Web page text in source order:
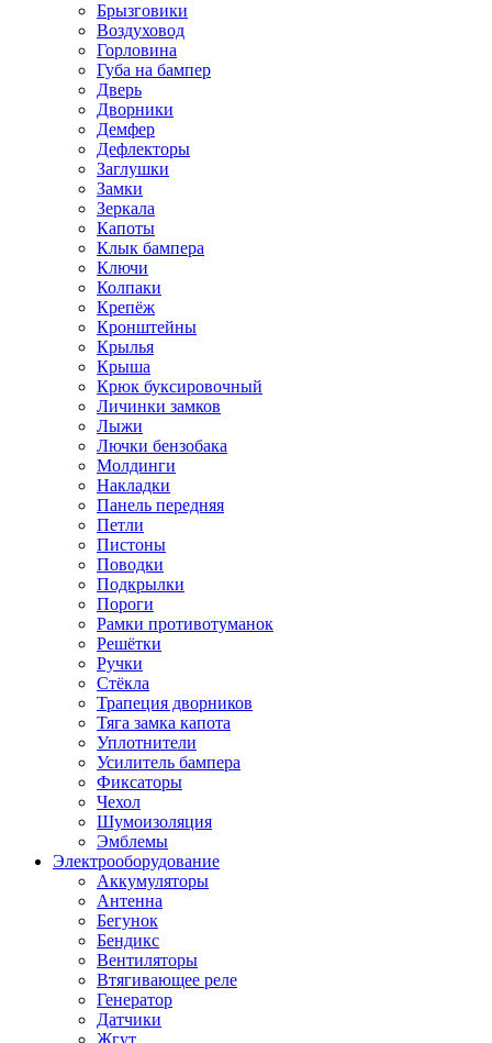
Брызговики
Воздуховод
Горловина
Губа на бампер
Дверь
Дворники
Демфер
Дефлекторы
Заглушки
Замки
Зеркала
Капоты
Клык бампера
Ключи
Колпаки
Крепёж
Кронштейны
Крылья
Крыша
Крюк буксировочный
Личинки замков
Лыжи
Лючки бензобака
Молдинги
Накладки
Панель передняя
Петли
Пистоны
Поводки
Подкрылки
Пороги
Рамки противотуманок
Решётки
Ручки
Стёкла
Трапеция дворников
Тяга замка капота
Уплотнители
Усилитель бампера
Фиксаторы
Чехол
Шумоизоляция
Эмблемы
Электрооборудование
Аккумуляторы
Антенна
Бегунок
Бендикс
Вентиляторы
Втягивающее реле
Генератор
Датчики